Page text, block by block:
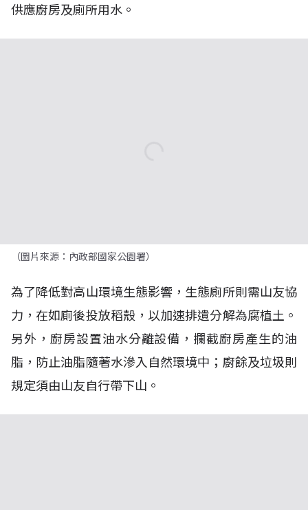
供應廚房及廁所用水。
（圖片來源：內政部國家公園署）
為了降低對高山環境生態影響，生態廁所則需山友協
力，在如廁後投放稻殼，以加速排遺分解為腐植土。
另外，廚房設置油水分離設備，攔截廚房產生的油
脂，防止油脂隨著水滲入自然環境中；廚餘及垃圾則
規定須由山友自行帶下山。